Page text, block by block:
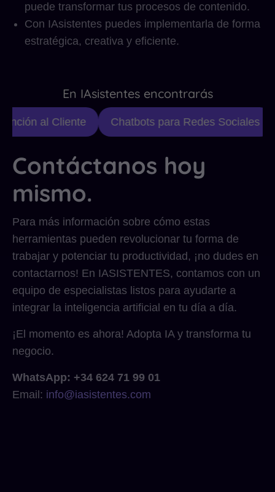
puede transformar tus procesos de contenido.
Con IAsistentes puedes implementarla de forma
estratégica, creativa y eficiente.
En IAsistentes encontrarás
al Cliente Chatbots para Redes Sociales
Contáctanos hoy
mismo.
Para más información sobre cómo estas
herramientas pueden revolucionar tu forma de
trabajar y potenciar tu productividad, ¡no dudes en
contactarnos! En IASISTENTES, contamos con un
equipo de especialistas listos para ayudarte a
integrar la inteligencia artificial en tu día a día.
¡El momento es ahora! Adopta IA y transforma tu
negocio.
WhatsApp: +34 624 71 99 01
Email: info@iasistentes.com